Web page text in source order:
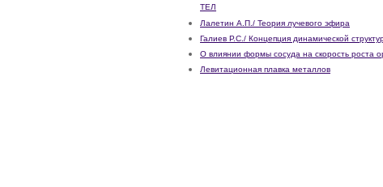
ТЕЛ
Лалетин А.П./ Теория лучевого эфира
Галиев Р.С./ Концепция динамической
О влиянии формы сосуда на скорость роста
Левитационная плавка металлов